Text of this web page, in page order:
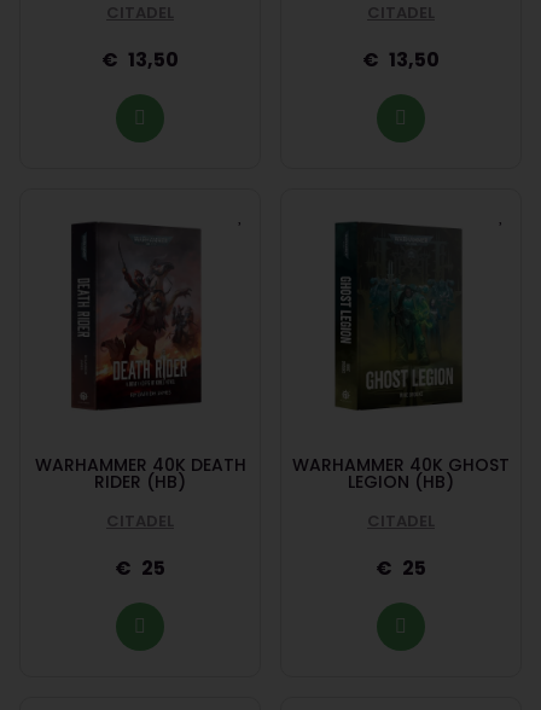
CITADEL
13,50
CITADEL
13,50
WARHAMMER 40K DEATH
RIDER (HB)
CITADEL
25
WARHAMMER 40K GHOST
LEGION (HB)
CITADEL
25